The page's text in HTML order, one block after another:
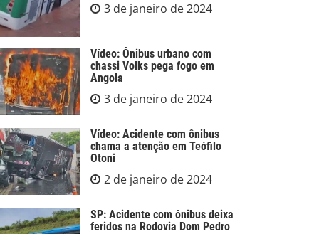
3 de janeiro de 2024
Vídeo: Ônibus urbano com
chassi Volks pega fogo em
Angola
3 de janeiro de 2024
Vídeo: Acidente com ônibus
chama a atenção em Teófilo
Otoni
2 de janeiro de 2024
SP: Acidente com ônibus deixa
feridos na Rodovia Dom Pedro